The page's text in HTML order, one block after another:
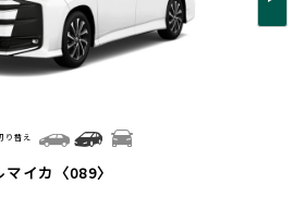
イカ〈089〉
り替え